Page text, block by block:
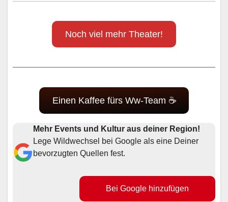
Noch viel mehr Theater!
Einen Kaffee fürs Ww-Team ☕
Mehr Events und Kultur aus deiner Region!
Lege Wildwechsel bei Google als eine Deiner
bevorzugten Quellen fest.
Bei Google hinzufügen